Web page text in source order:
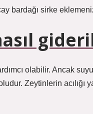
bardağı sirke
olabilir. Ancak
Zeytinlerin acılığı